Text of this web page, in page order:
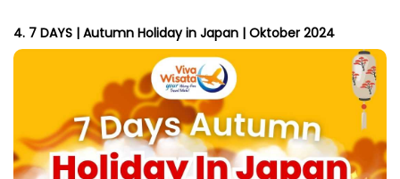
4. 7 DAYS | Autumn Holiday in Japan | Oktober 2024